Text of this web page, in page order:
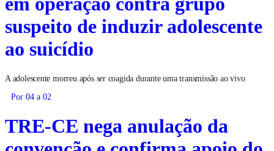
suspeito de induzir adolescente
ao suicídio
A adolescente morreu após ser coagida durante uma transmissão ao vivo
Por 04 a 02
TRE-CE nega anulação da